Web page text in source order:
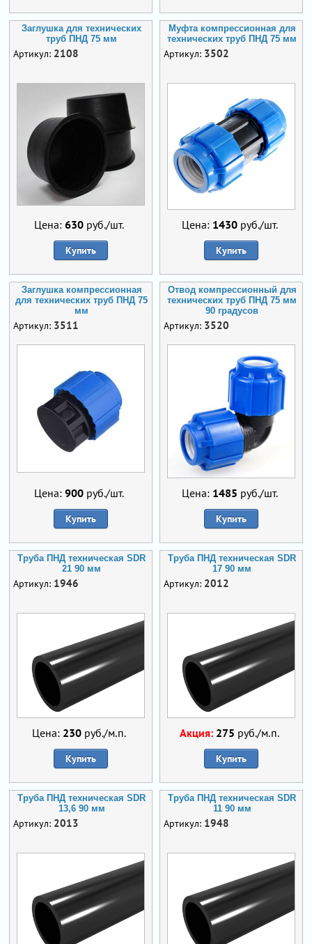
Заглушка для технических
труб ПНД 75 мм
Артикул: 2108
Цена: 630 руб./шт.
Купить
Муфта компрессионная для
технических труб ПНД 75 мм
Артикул: 3502
Цена: 1430руб./шт.
Купить
Заглушка компрессионная
для технических труб ПНД 75
мм
Артикул: 3511
Цена: 900 руб./шт.
Купить
Отвод компрессионный для
технических труб ПНД 75 мм
90 градусов
Артикул: 3520
Цена: 1485 руб./шт.
Купить
Труба ПНД техническая SDR
21 90 мм
Артикул: 1946
Цена: 230 руб./м.п.
Купить
Труба ПНД техническая SDR
17 90 мм
Артикул: 2012
Акция: 275 руб./м.п.
Купить
Труба ПНД техническая SDR
13,6 90 мм
Артикул: 2013
Труба ПНД техническая SDR
11 90 мм
Артикул: 1948